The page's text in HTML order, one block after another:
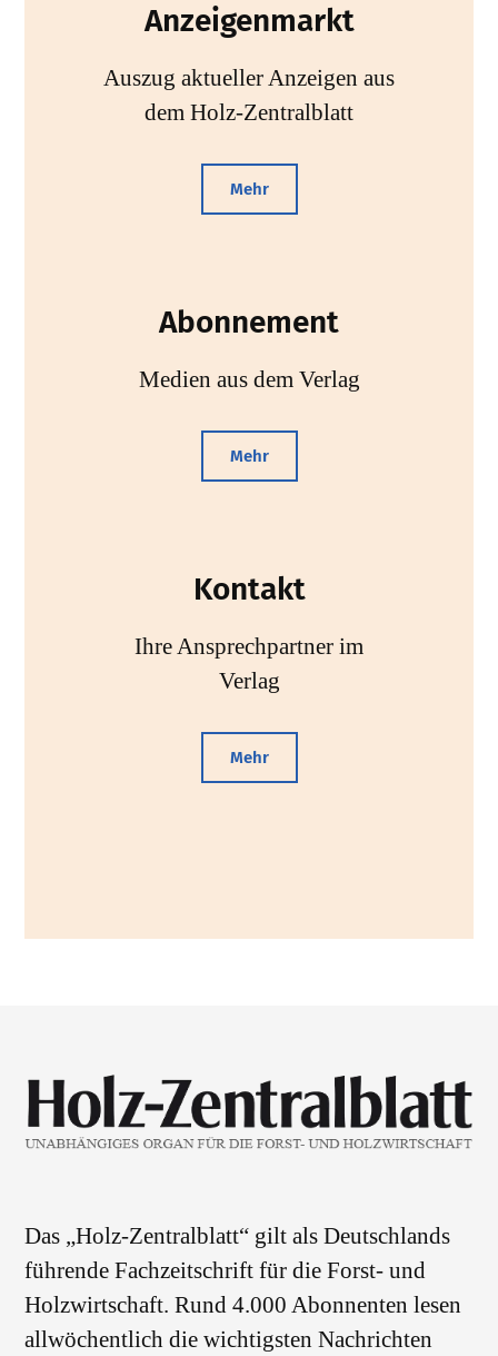
Anzeigenmarkt
Auszug aktueller Anzeigen aus
dem Holz-Zentralblatt
Mehr
Abonnement
Medien aus dem Verlag
Mehr
Kontakt
Ihre Ansprechpartner im
Verlag
Mehr
Das „Holz-Zentralblatt“ gilt als Deutschlands
führende Fachzeitschrift für die Forst- und
Holzwirtschaft. Rund 4.000 Abonnenten lesen
allwöchentlich die wichtigsten Nachrichten